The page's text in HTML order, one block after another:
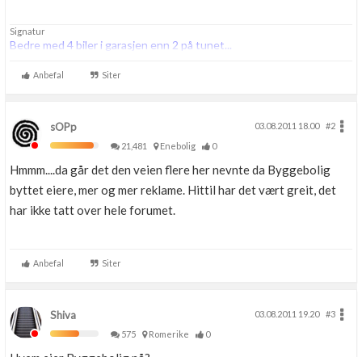
Signatur
Bedre med 4 biler i garasjen enn 2 på tunet...
Anbefal Siter
sOPp 03.08.2011 18.00
#2
21,481
Enebolig 0
Hmmm....da går det den veien flere her nevnte da Byggebolig
byttet eiere, mer og mer reklame. Hittil har det vært greit, det
har ikke tatt over hele forumet.
Anbefal Siter
Shiva 03.08.2011 19.20
#3
575
Romerike 0